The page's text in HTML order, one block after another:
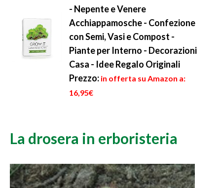
- Nepente e Venere
Acchiappamosche - Confezione
con Semi, Vasi e Compost -
Piante per Interno - Decorazioni
Casa - Idee Regalo Originali
Prezzo: in offerta su Amazon a:
16,95€
La drosera in erboristeria